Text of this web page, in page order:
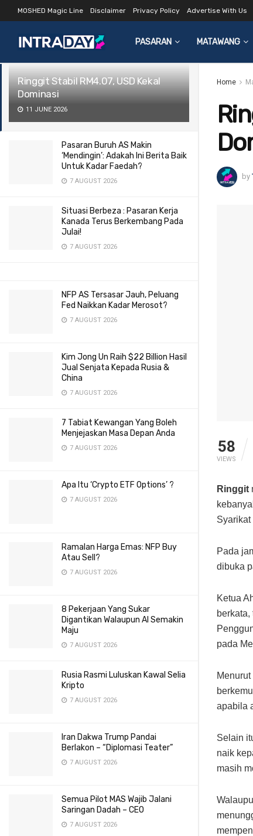
LATEST TRENDING Filter
Ringgit Stabil RM4.07, USD Kekal
Dominasi
11 JUNE 2026
Pasaran Buruh AS Makin
‘Mendingin’: Adakah Ini Berita Baik
Untuk Kadar Faedah?
7 AUGUST 2026
Situasi Berbeza : Pasaran Kerja
Kanada Terus Berkembang Pada
Julai!
7 AUGUST 2026
NFP AS Tersasar Jauh, Peluang
Fed Naikkan Kadar Merosot?
7 AUGUST 2026
Kim Jong Un Raih $22 Billion Hasil
Jual Senjata Kepada Rusia &
China
7 AUGUST 2026
7 Tabiat Kewangan Yang Boleh
Menjejaskan Masa Depan Anda
7 AUGUST 2026
Apa Itu ‘Crypto ETF Options’ ?
7 AUGUST 2026
Ramalan Harga Emas: NFP Buy
Atau Sell?
7 AUGUST 2026
8 Pekerjaan Yang Sukar
Digantikan Walaupun AI Semakin
Maju
7 AUGUST 2026
Rusia Rasmi Luluskan Kawal Selia
Kripto
7 AUGUST 2026
Iran Dakwa Trump Pandai
Berlakon – “Diplomasi Teater”
7 AUGUST 2026
Semua Pilot MAS Wajib Jalani
Saringan Dadah – CEO
7 AUGUST 2026
MOSHED Magic Line Disclaimer Privacy Policy Advertise With Us
PASARAN MATAWANG
Home
by
58
VIEWS
Ringgit
Pada
dibuka
Ketua
pada
apabila
Selain
naik
masih